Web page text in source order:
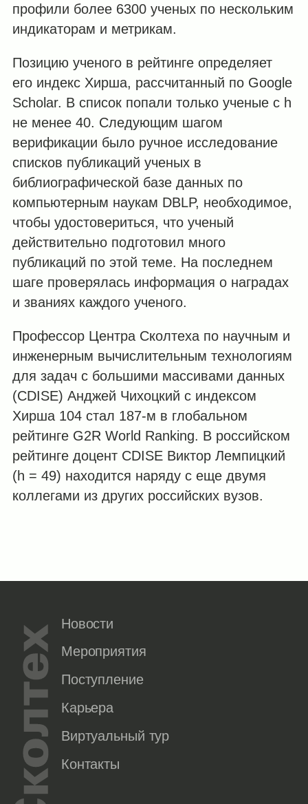
профили более 6300 ученых по нескольким
индикаторам и метрикам.
Позицию ученого в рейтинге определяет
его индекс Хирша, рассчитанный по Google
Scholar. В список попали только ученые с h
не менее 40. Следующим шагом
верификации было ручное исследование
списков публикаций ученых в
библиографической базе данных по
компьютерным наукам DBLP, необходимое,
чтобы удостовериться, что ученый
действительно подготовил много
публикаций по этой теме. На последнем
шаге проверялась информация о наградах
и званиях каждого ученого.
Профессор Центра Сколтеха по научным и
инженерным вычислительным технологиям
для задач с большими массивами данных
(CDISE) Анджей Чихоцкий с индексом
Хирша 104 стал 187-м в глобальном
рейтинге G2R World Ranking. В российском
рейтинге доцент CDISE Виктор Лемпицкий
(h = 49) находится наряду с еще двумя
коллегами из других российских вузов.
Новости
Мероприятия
Поступление
Карьера
Виртуальный тур
Контакты